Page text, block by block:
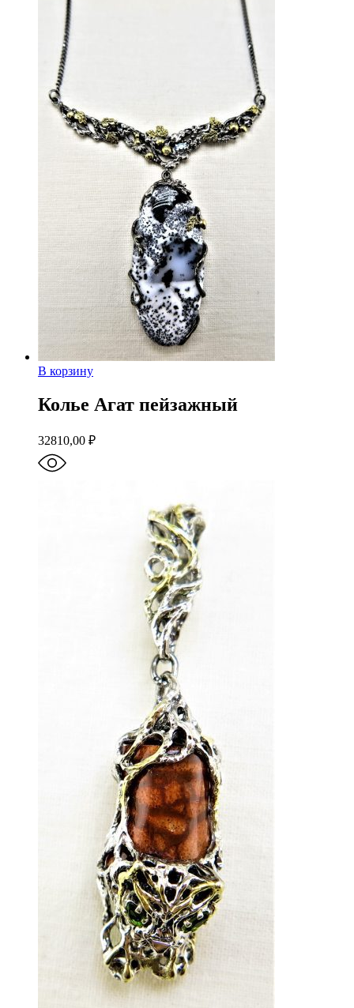
В корзину
Колье Агат пейзажный
32810,00 ₽